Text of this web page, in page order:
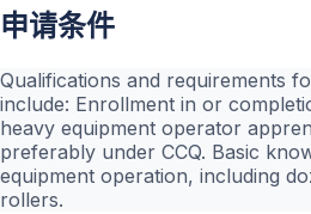
申请条件
Qualifications and requirements
include: Enrollment in or
heavy equipment operator
preferably under CCQ. Basic
equipment operation, including
rollers.